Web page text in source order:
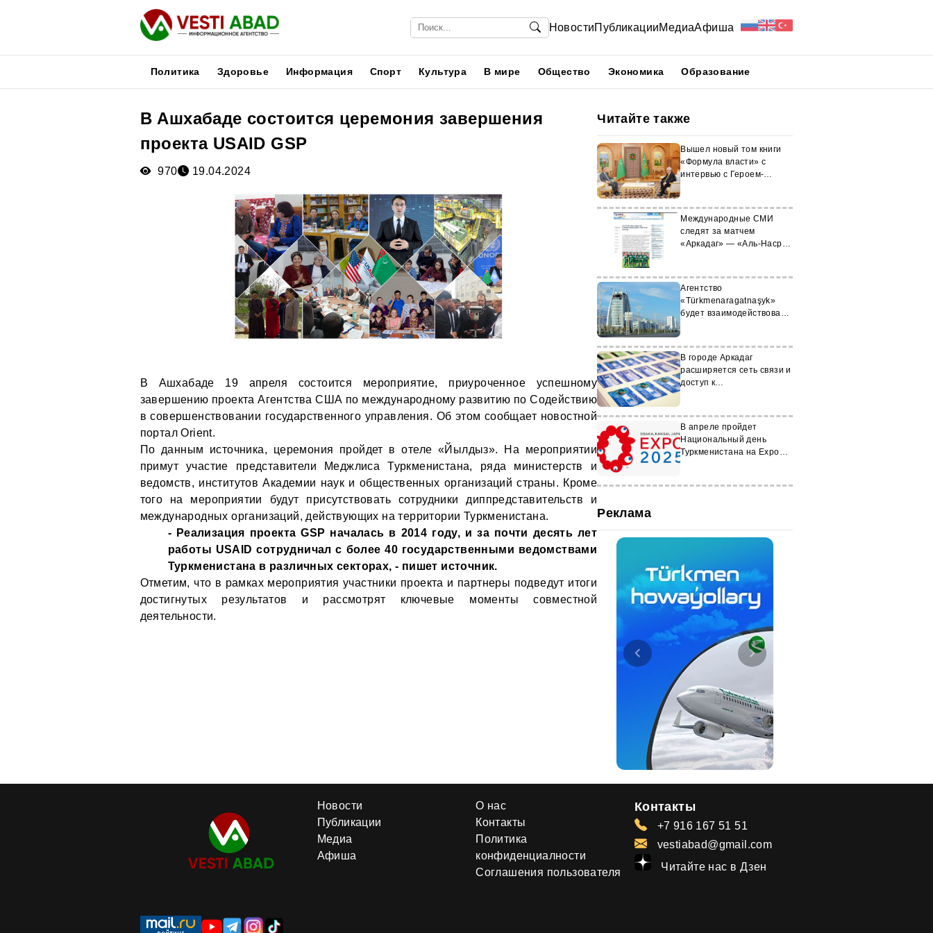
НовостиПубликацииМедиаАфиша
Политика Здоровье Информация Спорт Культура В мире Общество Экономика Образование
В Ашхабаде состоится церемония завершения
проекта USAID GSP
970 19.04.2024
В Ашхабаде 19 апреля состоится мероприятие, приуроченное успешному
завершению проекта Агентства США по международному развитию по Содействию
в совершенствовании государственного управления. Об этом сообщает новостной
портал Orient.
По данным источника, церемония пройдет в отеле «Йылдыз». На мероприятии
примут участие представители Меджлиса Туркменистана, ряда министерств и
ведомств, институтов Академии наук и общественных организаций страны. Кроме
того на мероприятии будут присутствовать сотрудники диппредставительств и
международных организаций, действующих на территории Туркменистана.
- Реализация проекта GSP началась в 2014 году, и за почти десять лет
работы USAID сотрудничал с более 40 государственными ведомствами
Туркменистана в различных секторах, - пишет источник.
Отметим, что в рамках мероприятия участники проекта и партнеры подведут итоги
достигнутых результатов и рассмотрят ключевые моменты совместной
деятельности.
Читайте также
Вышел новый том книги
«Формула власти» с
интервью с Героем-
Международные СМИ
следят за матчем
«Аркадаг» — «Аль-Наср»
Агентство
«Türkmenaragatnaşyk»
будет взаимодействовать
В городе Аркадаг
расширяется сеть связи и
доступ к
В апреле пройдет
Национальный день
Туркменистана на Expo
Реклама
Новости
Публикации
Медиа
Афиша
О нас
Контакты
Политика
конфиденциалности
Соглашения пользователя
Контакты
+7 916 167 51 51
vestiabad@gmail.com
Читайте нас в Дзен